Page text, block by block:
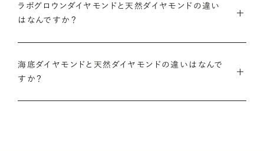
ロポーズを叶えるために、オリジナルのギフトボックスの『サプ
※商品の種類や状態などにより、サービスを承れない場合がご
ざいます。予めご了承ください
アフターサービスについて
・業界の当たり前にとらわれない適正価格と透明性
を実現。一石ごとの価格・品質情報もすべて公開しています。
・婚約指輪・婚約ネックレスに留める一石を自分で選べる
ドや店舗を選ぶことをおすすめします。
ことは非常に重要です。鑑定書はブランドや店舗が独自に発行
するものではなく、信頼のおける第三者鑑定機関によって発行
ラボグロウンダイヤモンドと天然ダイヤモンドの違い
はなんですか？
「生み出される環境」と「生成されるまでにかかる時間」です。
海底ダイヤモンドと天然ダイヤモンドの違いはなんで
すか？